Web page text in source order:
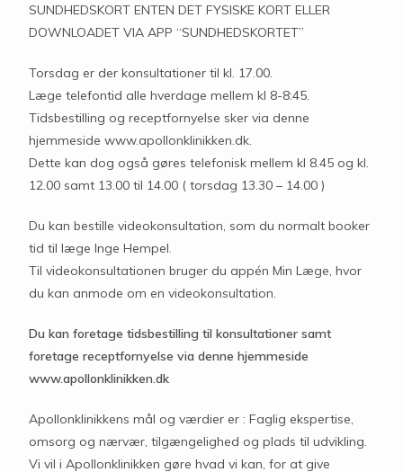
SUNDHEDSKORT ENTEN DET FYSISKE KORT ELLER
DOWNLOADET VIA APP “SUNDHEDSKORTET”
Torsdag er der konsultationer til kl. 17.00.
Læge telefontid alle hverdage mellem kl 8-8:45.
Tidsbestilling og receptfornyelse sker via denne
hjemmeside www.apollonklinikken.dk.
Dette kan dog også gøres telefonisk mellem kl 8.45 og kl.
12.00 samt 13.00 til 14.00 ( torsdag 13.30 – 14.00 )
Du kan bestille videokonsultation, som du normalt booker
tid til læge Inge Hempel.
Til videokonsultationen bruger du appén Min Læge, hvor
du kan anmode om en videokonsultation.
Du kan foretage tidsbestilling til konsultationer samt
foretage receptfornyelse via denne hjemmeside
www.apollonklinikken.dk
Apollonklinikkens mål og værdier er : Faglig ekspertise,
omsorg og nærvær, tilgængelighed og plads til udvikling.
Vi vil i Apollonklinikken gøre hvad vi kan, for at give